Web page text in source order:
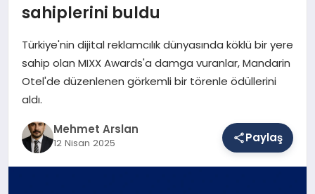
SPOR
MAGAZIN
SAĞLIK
sahiplerini buldu
Türkiye'nin dijital reklamcılık dünyasında köklü bir yere
sahip olan MIXX Awards'a damga vuranlar, Mandarin
Otel'de düzenlenen görkemli bir törenle ödüllerini
aldı.
Mehmet Arslan
12 Nisan 2025 Paylaş